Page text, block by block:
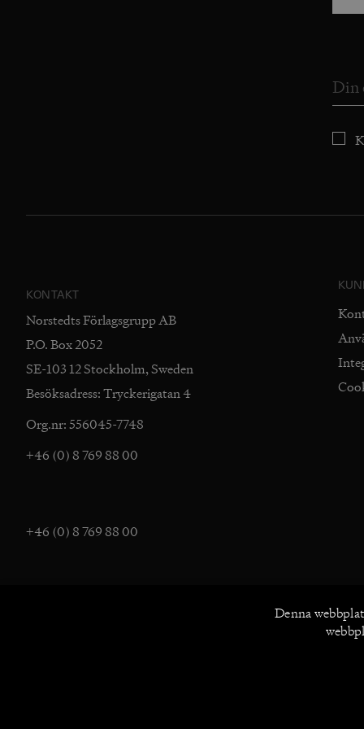
KONTAKT
Norstedts Förlagsgrupp AB
P.O. Box 2052
SE-103 12 Stockholm, Sweden
Besöksadress: Tryckerigatan 4
Org.nr: 556045-7748
+46 (0) 8 769 88 00
+46 (0) 8 769 88 00
Denna